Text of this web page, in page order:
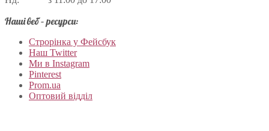
Наші веб – ресурси:
Строрінка у Фейсбук
Наш Twitter
Ми в Instagram
Pinterest
Prom.ua
Оптовий відділ